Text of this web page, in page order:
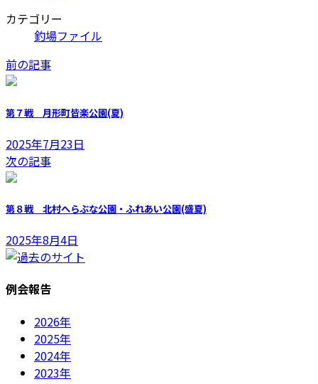
カテゴリー
釣場ファイル
前の記事
第７戦 月形町皆楽公園(夏)
2025年7月23日
次の記事
第８戦 北村へらぶな公園・ふれあい公園(盛夏)
2025年8月4日
例会報告
2026年
2025年
2024年
2023年